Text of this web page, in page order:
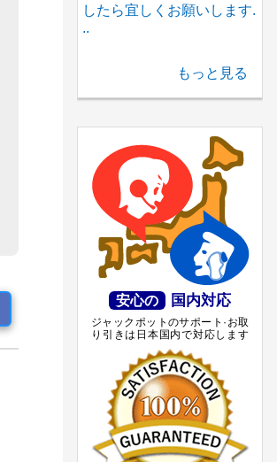
したら宜しくお願いします.
..
もっと見る
安心の 国内対応
ジャックポットのサポート·お取
り引きは日本国内で対応します